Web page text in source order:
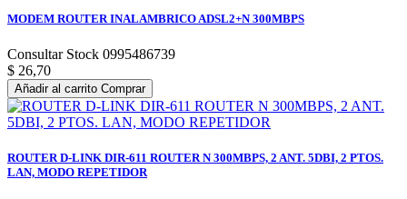
MODEM ROUTER INALAMBRICO ADSL2+N 300MBPS
Consultar Stock 0995486739
$ 26,70
Añadir al carrito Comprar
ROUTER D-LINK DIR-611 ROUTER N 300MBPS, 2 ANT. 5DBI, 2 PTOS.
LAN, MODO REPETIDOR